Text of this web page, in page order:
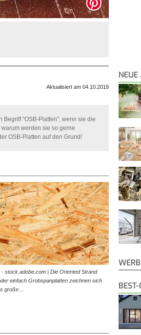
Aktualisiert am 04.10.2019
"OSB-Platten", wenn sie die
werden sie so gerne
OSB-Platten auf den Grund!
stock.adobe.com | Die Oriented Strand
einfach Grobspanplatten zeichnen sich
große…
NEUE